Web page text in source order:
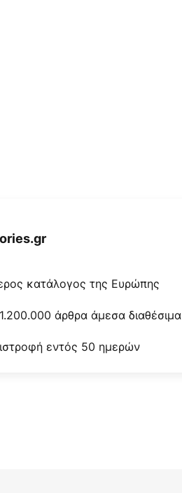
κατάλογος της Ευρώπης
άρθρα άμεσα διαθέσιμα
εντός 50 ημερών